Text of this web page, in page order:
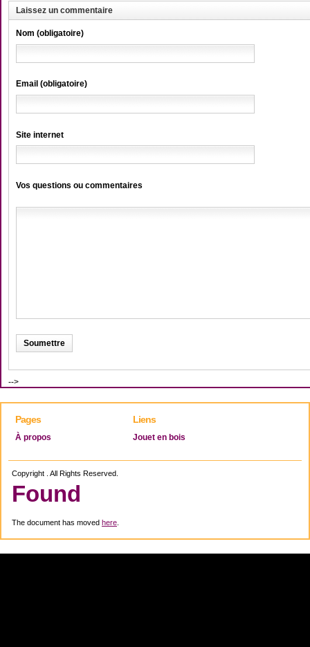
Laissez un commentaire
Nom (obligatoire)
Email (obligatoire)
Site internet
Vos questions ou commentaires
-->
Pages
À propos
Liens
Jouet en bois
Copyright . All Rights Reserved.
Found
The document has moved here